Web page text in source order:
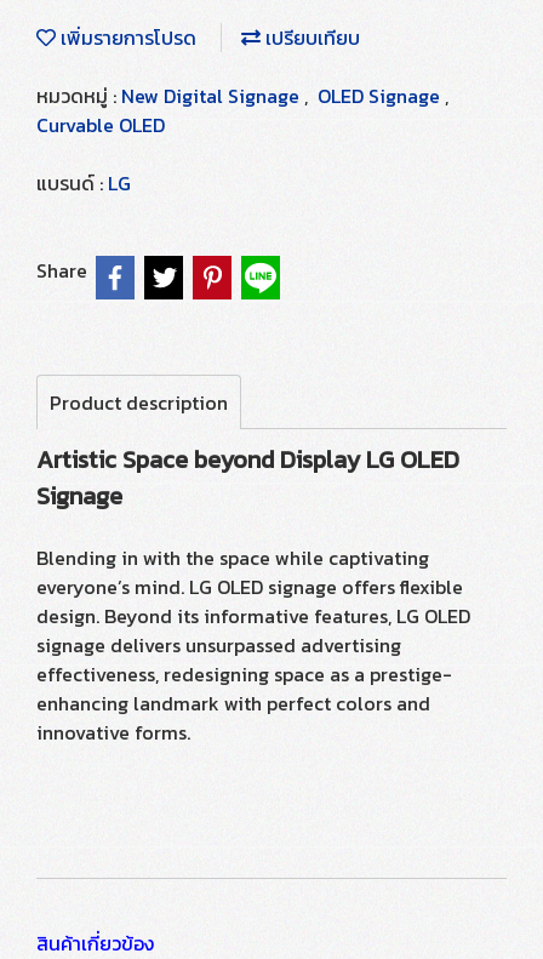
เพิ่มรายการโปรด
เปรียบเทียบ
หมวดหมู่ : New Digital Signage , OLED Signage ,
Curvable OLED
แบรนด์ : LG
Share
Product description
Artistic Space beyond Display LG OLED
Signage
Blending in with the space while captivating
everyone’s mind. LG OLED signage offers flexible
design. Beyond its informative features, LG OLED
signage delivers unsurpassed advertising
effectiveness, redesigning space as a prestige-
enhancing landmark with perfect colors and
innovative forms.
สินค้าเกี่ยวข้อง